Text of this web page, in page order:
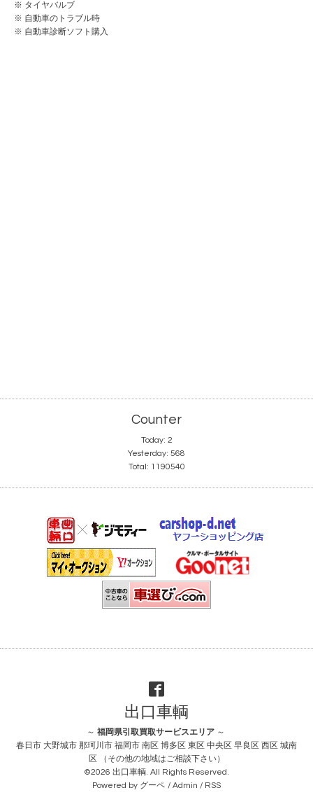
※ タイヤバルブ
※ 自動車のトラブル時
※ 自動車診断ソフト購入
Counter
Today: 2
Yesterday: 568
Total: 1190540
出口車輌
～ 福岡県引取買取サービスエリア～
春日市 大野城市 那珂川市 福岡市 南区 博多区 東区 中央区 早良区 西区 城南
区 （その他の地域はご相談下さい）
©2026 出口車輌. All Rights Reserved.
Powered by グーペ / Admin / RSS